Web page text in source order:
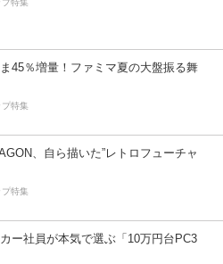
45％増量！ファミマ夏の大盤振る舞
プ特集
、自ら描いた”レトロフューチャ
プ特集
ー社員が本気で選ぶ「10万円台PC3